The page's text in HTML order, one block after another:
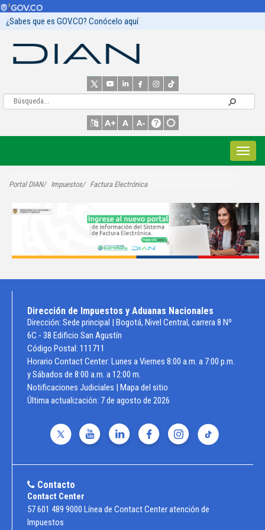
¿Sabes que es GOV.CO? Conócelo aquí
Portal DIAN Impuestos Factura Electrónica
Dirección de Impuestos y Aduanas Nacionales
Dirección: Sede principal | Bogotá, Nivel Central, carrera 8 Nº
6C - 38 Edificio San Agustín
Código Postal: 111711
Horario Contact Center: Lunes a Viernes 8:00 a.m. a 7:00 p.m.
y Sábados de 8:00 a.m. a 12:00 m.
Notificaciones Judiciales | Mapa del sitio
Última actualización: 7 de agosto de 2026
Contacto
Contact Center
57 601 489 9000 Línea de Contact Center atención de
Impuestos